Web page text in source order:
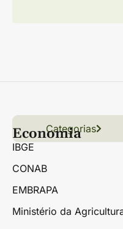
Links úteis
Conteúdo
Florestas
Categorias
Economia
IBGE
CONAB
EMBRAPA
Ministério da